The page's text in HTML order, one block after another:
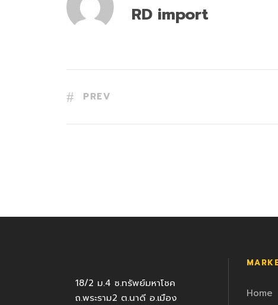
RD import
PREV
18/2 ม.4 ซ.ทรัพย์มหาโชค
ถ.พระราม2 ต.นาดี อ.เมือง
Home